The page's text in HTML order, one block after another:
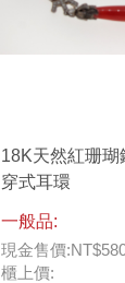
18K天然紅珊瑚
穿式耳環
一般品:
現金售價
櫃上價: